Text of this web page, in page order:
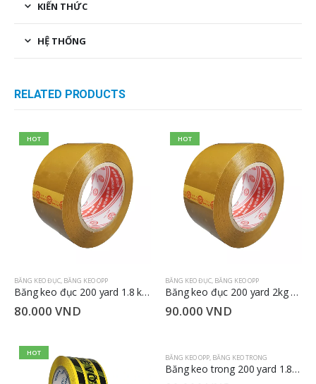
KIẾN THỨC
HỆ THỐNG
RELATED PRODUCTS
HOT
BĂNG KEO ĐỤC, BĂNG KEO OPP
Băng keo đục 200 yard 1.8 kg 4.8cm
80.000 VND
HOT
BĂNG KEO ĐỤC, BĂNG KEO OPP
Băng keo đục 200 yard 2kg 4.8cm
90.000 VND
HOT
BĂNG KEO OPP, BĂNG KEO TRONG
Băng keo trong 200 yard 1.8 kg 4.8cm